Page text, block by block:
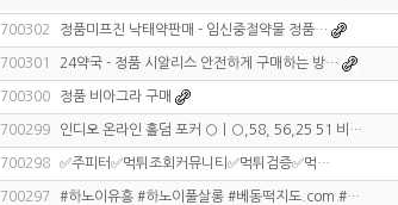
700302 정품미프진 낙태약판매 - 임신중절약물 정품…
700301 24약국 - 정품 시알리스 안전하게 구매하는 방…
700300 정품 비아그라 구매
700299 인디오 온라인 홀덤 포커 ○ㅣ○,58, 56,25 51 비…
700298 ✅주피터✅먹튀조회커뮤니티✅먹튀검증✅먹…
700297 #하노이유흥 #하노이풀살롱 #베동떡지도.com #…